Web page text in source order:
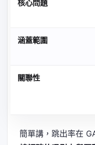
核心問題
涵蓋範圍
關聯性
簡單講，跳出率在